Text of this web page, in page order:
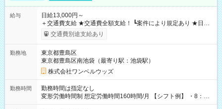
給与
日給13,000円～
＋交通費支給 ★交通費全額支給！ ┗案件により規定あり ★日払
いOK！（規定あり） ┗働いたその日に現金GET♪ お仕事後はコ
ンビニATMから 日払い分を引き落とせます！ 【試用期間】試
交通費別途支給あり
勤務地
東京都豊島区
東京都豊島区南池袋（最寄り駅：池袋駅）
株式会社ワンベルウッズ
勤務時間
勤務時間は指定なし
変形労働時間制 想定労働時間160時間/月 【シフト例】 ・8：00
～21：00